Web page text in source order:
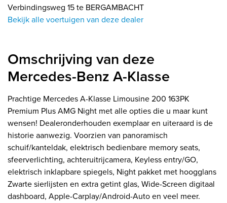
Verbindingsweg 15 te BERGAMBACHT
Bekijk alle voertuigen van deze dealer
Omschrijving van deze
Mercedes-Benz A-Klasse
Prachtige Mercedes A-Klasse Limousine 200 163PK
Premium Plus AMG Night met alle opties die u maar kunt
wensen! Dealeronderhouden exemplaar en uiteraard is de
historie aanwezig. Voorzien van panoramisch
schuif/kanteldak, elektrisch bedienbare memory seats,
sfeerverlichting, achteruitrijcamera, Keyless entry/GO,
elektrisch inklapbare spiegels, Night pakket met hoogglans
Zwarte sierlijsten en extra getint glas, Wide-Screen digitaal
dashboard, Apple-Carplay/Android-Auto en veel meer.